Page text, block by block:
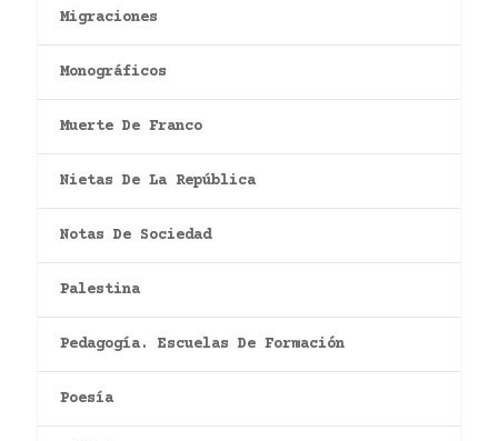
Migraciones
Monográficos
Muerte De Franco
Nietas De La República
Notas De Sociedad
Palestina
Pedagogía. Escuelas De Formación
Poesía